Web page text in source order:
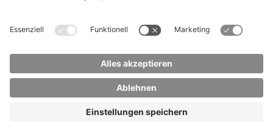
ImpressumBarrierefreiheitPresse